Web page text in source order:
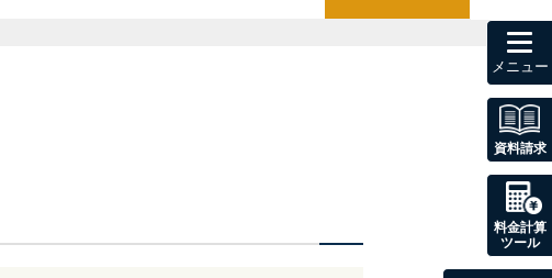
資料請求
料金計算
ツール